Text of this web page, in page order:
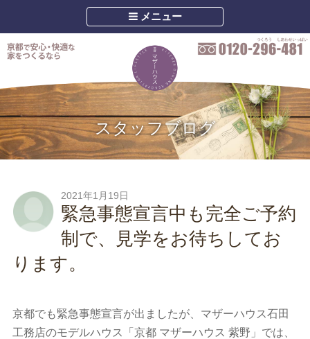
メニュー
スタッフブログ
2021年1月19日
緊急事態宣言中も完全ご予約
制で、見学をお待ちしてお
ります。
京都でも緊急事態宣言が出ましたが、マザーハウス石田
工務店のモデルハウス「京都 マザーハウス 紫野」では、